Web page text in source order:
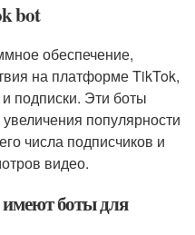
bot
обеспечение,
на платформе TikTok,
подписки. Эти боты
популярности
числа подписчиков и
видео.
боты для